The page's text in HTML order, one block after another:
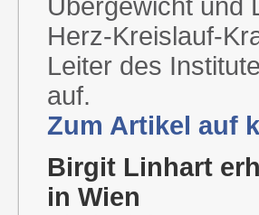
Übergewicht und
Herz-Kreislauf-
Leiter des
auf.
Zum Artikel auf
Birgit Linhart
in Wien